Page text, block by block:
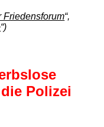
Friedensforum“,
“)
Polizei